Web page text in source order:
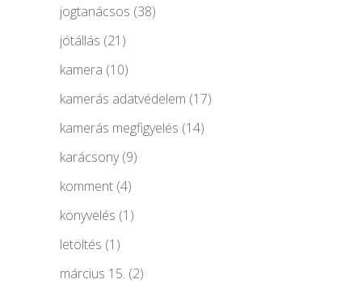
jogtanácsos (38)
jótállás (21)
kamera (10)
kamerás adatvédelem (17)
kamerás megfigyelés (14)
karácsony(9)
komment (4)
könyvelés (1)
letöltés (1)
március 15. (2)